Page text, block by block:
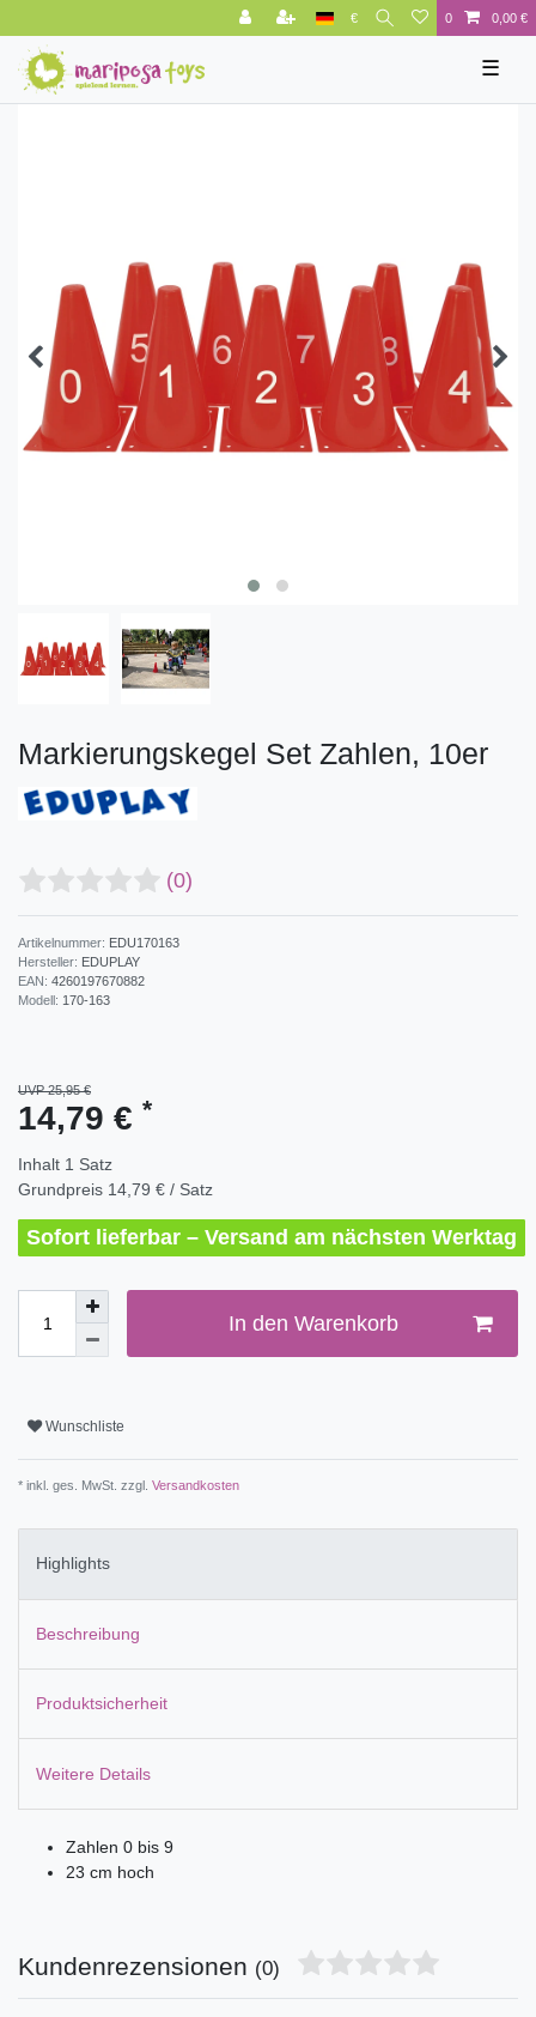
€ 0 0,00 €
☰
Markierungskegel Set Zahlen, 10er
(0)
Artikelnummer: EDU170163
Hersteller: EDUPLAY
EAN: 4260197670882
Modell: 170-163
UVP 25,95 €
14,79 € *
Inhalt 1 Satz
Grundpreis 14,79 € / Satz
Sofort lieferbar – Versand am nächsten Werktag
In den Warenkorb
Wunschliste
* inkl. ges. MwSt. zzgl. Versandkosten
Highlights
Beschreibung
Produktsicherheit
Weitere Details
Zahlen 0 bis 9
23 cm hoch
Kundenrezensionen (0)